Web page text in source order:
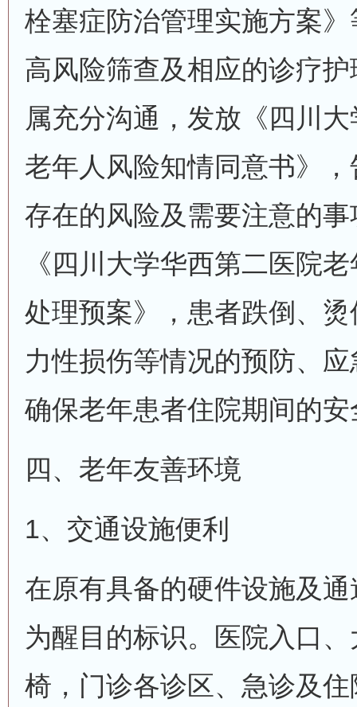
栓塞症防治管理实施方案
高风险筛查及相应的诊疗
属充分沟通，发放《四川
老年人风险知情同意书》
存在的风险及需要注意的
《四川大学华西第二医院
处理预案》，患者跌倒、
力性损伤等情况的预防、
确保老年患者住院期间的安
四、老年友善环境
1、交通设施便利
在原有具备的硬件设施及
为醒目的标识。医院入口
椅，门诊各诊区、急诊及